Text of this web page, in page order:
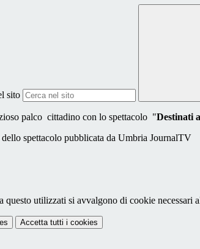
sito
palco cittadino con lo spettacolo "Destinati
spettacolo pubblicata da Umbria JournalTV
questo utilizzati si avvalgono di cookie
Accetta tutti i cookies